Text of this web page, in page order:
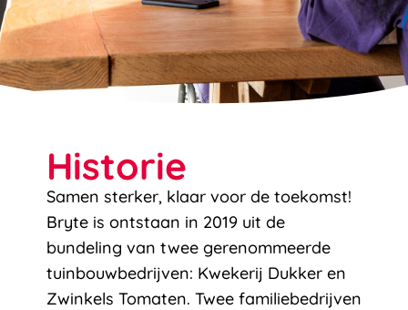
Historie
Samen sterker, klaar voor de toekomst!
Bryte is ontstaan in 2019 uit de
bundeling van twee gerenommeerde
tuinbouwbedrijven: Kwekerij Dukker en
Zwinkels Tomaten. Twee familiebedrijven